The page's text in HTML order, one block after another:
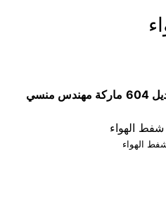
ماركة مهندس منسي
الهواء